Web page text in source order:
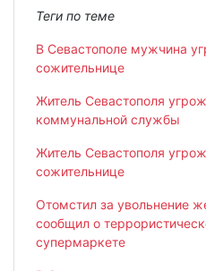
Теги по теме
В Севастополе мужчина
сожительнице
Житель Севастополя
коммунальной службы
Житель Севастополя
сожительнице
Отомстил за увольнение
сообщил о
супермаркете